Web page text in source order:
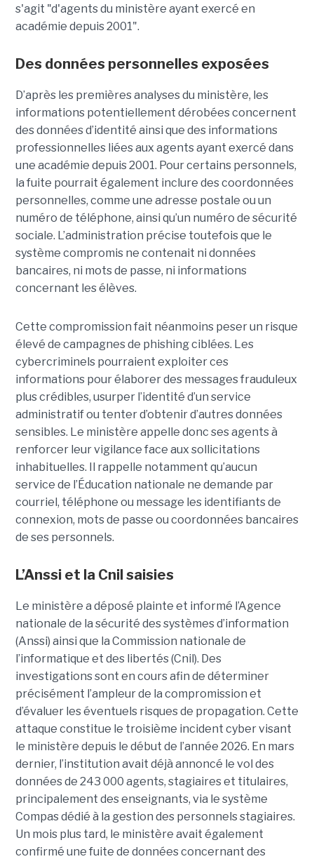
s'agit "d'agents du ministère ayant exercé en
académie depuis 2001".
Des données personnelles exposées
D’après les premières analyses du ministère, les
informations potentiellement dérobées concernent
des données d’identité ainsi que des informations
professionnelles liées aux agents ayant exercé dans
une académie depuis 2001. Pour certains personnels,
la fuite pourrait également inclure des coordonnées
personnelles, comme une adresse postale ou un
numéro de téléphone, ainsi qu’un numéro de sécurité
sociale. L’administration précise toutefois que le
système compromis ne contenait ni données
bancaires, ni mots de passe, ni informations
concernant les élèves.
Cette compromission fait néanmoins peser un risque
élevé de campagnes de phishing ciblées. Les
cybercriminels pourraient exploiter ces
informations pour élaborer des messages frauduleux
plus crédibles, usurper l’identité d’un service
administratif ou tenter d’obtenir d’autres données
sensibles. Le ministère appelle donc ses agents à
renforcer leur vigilance face aux sollicitations
inhabituelles. Il rappelle notamment qu’aucun
service de l’Éducation nationale ne demande par
courriel, téléphone ou message les identifiants de
connexion, mots de passe ou coordonnées bancaires
de ses personnels.
L’Anssi et la Cnil saisies
Le ministère a déposé plainte et informé l’Agence
nationale de la sécurité des systèmes d’information
(Anssi) ainsi que la Commission nationale de
l’informatique et des libertés (Cnil). Des
investigations sont en cours afin de déterminer
précisément l’ampleur de la compromission et
d’évaluer les éventuels risques de propagation. Cette
attaque constitue le troisième incident cyber visant
le ministère depuis le début de l’année 2026. En mars
dernier, l’institution avait déjà annoncé le vol des
données de 243 000 agents, stagiaires et titulaires,
principalement des enseignants, via le système
Compas dédié à la gestion des personnels stagiaires.
Un mois plus tard, le ministère avait également
confirmé une fuite de données concernant des